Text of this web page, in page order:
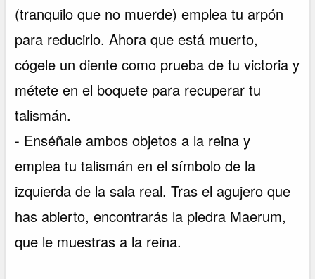
(tranquilo que no muerde) emplea tu arpón
para reducirlo. Ahora que está muerto,
cógele un diente como prueba de tu victoria y
métete en el boquete para recuperar tu
talismán.
- Enséñale ambos objetos a la reina y
emplea tu talismán en el símbolo de la
izquierda de la sala real. Tras el agujero que
has abierto, encontrarás la piedra Maerum,
que le muestras a la reina.